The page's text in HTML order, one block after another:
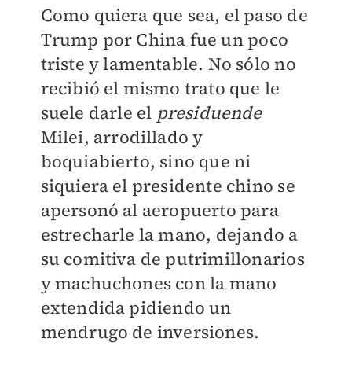
Como quiera que sea, el paso de
Trump por China fue un poco
triste y lamentable. No sólo no
recibió el mismo trato que le
suele darle el presiduende
Milei, arrodillado y
boquiabierto, sino que ni
siquiera el presidente chino se
apersonó al aeropuerto para
estrecharle la mano, dejando a
su comitiva de putrimillonarios
y machuchones con la mano
extendida pidiendo un
mendrugo de inversiones.